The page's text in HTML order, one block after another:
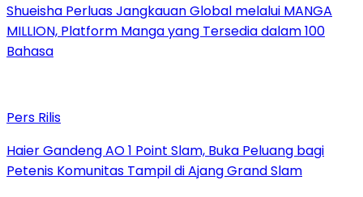
Shueisha Perluas Jangkauan Global melalui MANGA
MILLION, Platform Manga yang Tersedia dalam 100
Bahasa
Pers Rilis
Haier Gandeng AO 1 Point Slam, Buka Peluang bagi
Petenis Komunitas Tampil di Ajang Grand Slam